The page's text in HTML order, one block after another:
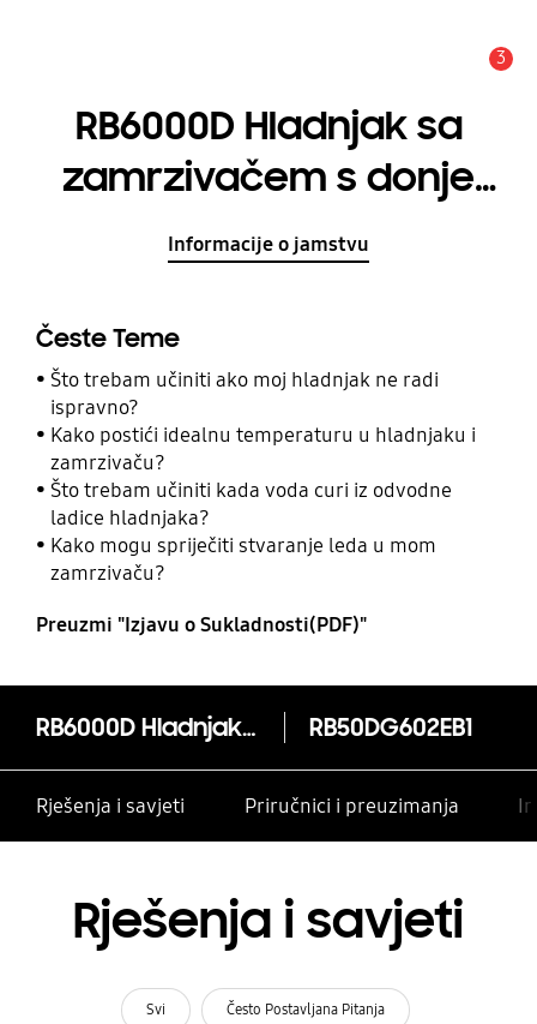
3
RB6000D Hladnjak sa
zamrzivačem s donje
strane, SmartThings
sveobuhvatnim
hlađenjem
Informacije o jamstvu
Česte Teme
Što trebam učiniti ako moj hladnjak ne radi
ispravno?
Kako postići idealnu temperaturu u hladnjaku i
zamrzivaču?
Što trebam učiniti kada voda curi iz odvodne
ladice hladnjaka?
Kako mogu spriječiti stvaranje leda u mom
zamrzivaču?
Preuzmi "Izjavu o Sukladnosti(PDF)"
RB6000D Hladnjak sa zamrzivačem s donje strane, SmartThings aplikacijom i sveobuhvatnim hlađenjem RB50DG602EB1
Rješenja i savjeti Priručnici i preuzimanja
Rješenja i savjeti
Svi Često Postavljana Pitanja